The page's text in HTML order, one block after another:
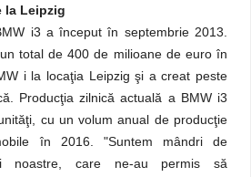
la Leipzig
i3 a început în septembrie 2013.
total de 400 de milioane de euro în
i la locaţia Leipzig şi a creat peste
Producţia zilnică actuală a BMW i3
cu un volum anual de producţie
în 2016. "Suntem mândri de
noastre, care ne-au permis să